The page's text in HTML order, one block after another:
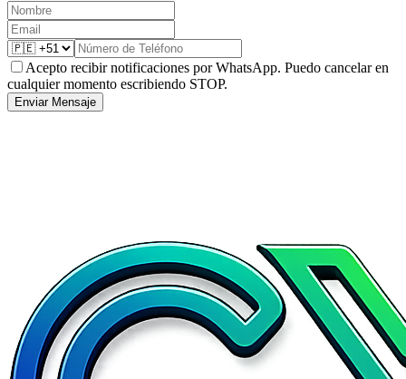
Acepto recibir notificaciones por WhatsApp. Puedo cancelar en
cualquier momento escribiendo STOP.
Enviar Mensaje